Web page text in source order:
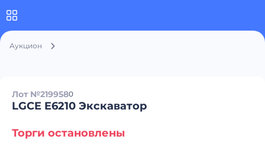
Аукцион
Лот №2199580
LGCE E6210 Экскаватор
Торги остановлены